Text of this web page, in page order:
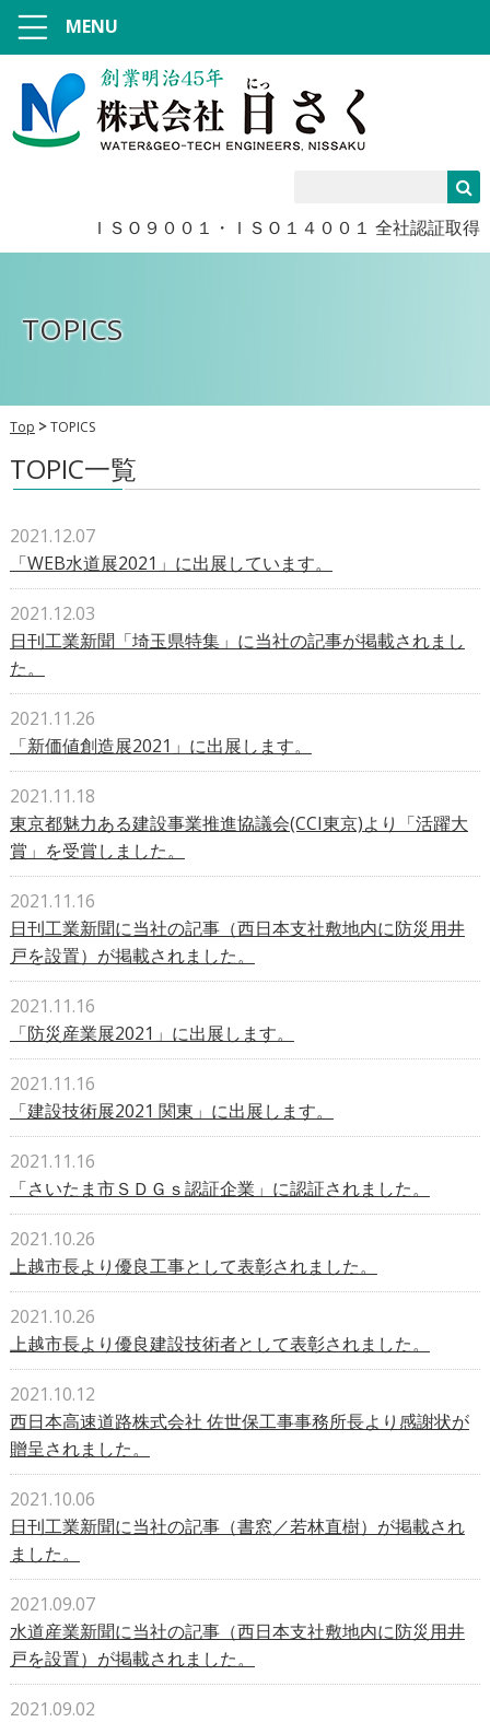
ＩＳＯ９００１・ＩＳＯ１４００１ 全社認証取得
MENU
TOPICS
Top TOPICS
TOPIC一覧
2021.12.07
「WEB水道展2021」に出展しています。
2021.12.03
日刊工業新聞「埼玉県特集」に当社の記事が掲載されまし
た。
2021.11.26
「新価値創造展2021」に出展します。
2021.11.18
東京都魅力ある建設事業推進協議会(CCI東京)より「活躍大
賞」を受賞しました。
2021.11.16
日刊工業新聞に当社の記事（西日本支社敷地内に防災用井
戸を設置）が掲載されました。
2021.11.16
「防災産業展2021」に出展します。
2021.11.16
「建設技術展2021 関東」に出展します。
2021.11.16
「さいたま市ＳＤＧｓ認証企業」に認証されました。
2021.10.26
上越市長より優良工事として表彰されました。
2021.10.26
上越市長より優良建設技術者として表彰されました。
2021.10.12
西日本高速道路株式会社 佐世保工事事務所長より感謝状が
贈呈されました。
2021.10.06
日刊工業新聞に当社の記事（書窓／若林直樹）が掲載され
ました。
2021.09.07
水道産業新聞に当社の記事（西日本支社敷地内に防災用井
戸を設置）が掲載されました。
2021.09.02